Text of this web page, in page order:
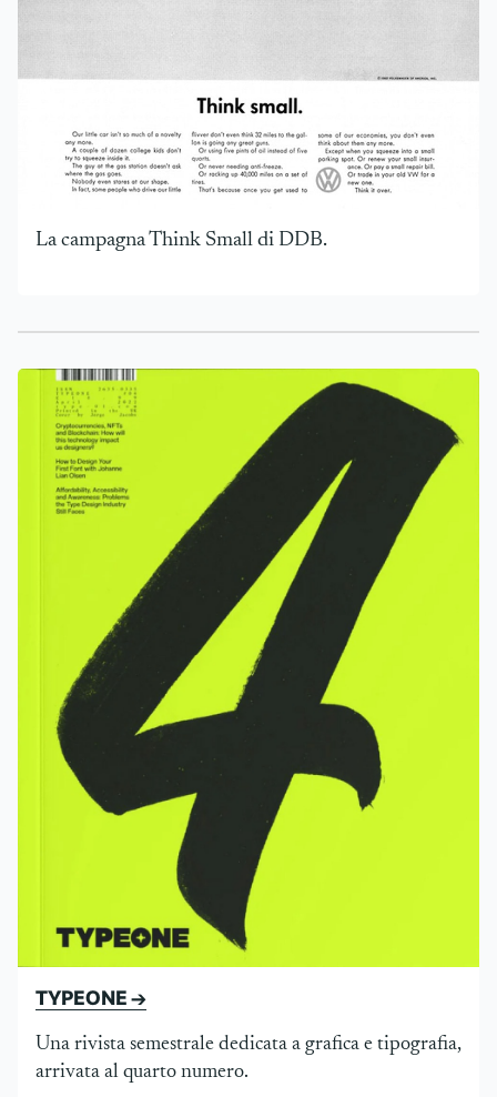
La campagna Think Small di DDB.
TYPEONE →
Una rivista semestrale dedicata a grafica e tipografia,
arrivata al quarto numero.